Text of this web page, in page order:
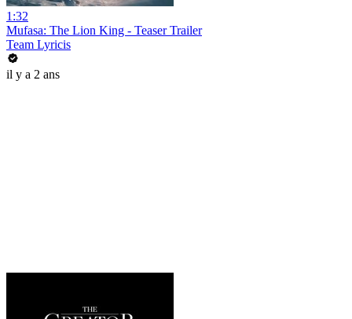
1:32
Mufasa: The Lion King - Teaser Trailer
Team Lyricis
il y a 2 ans